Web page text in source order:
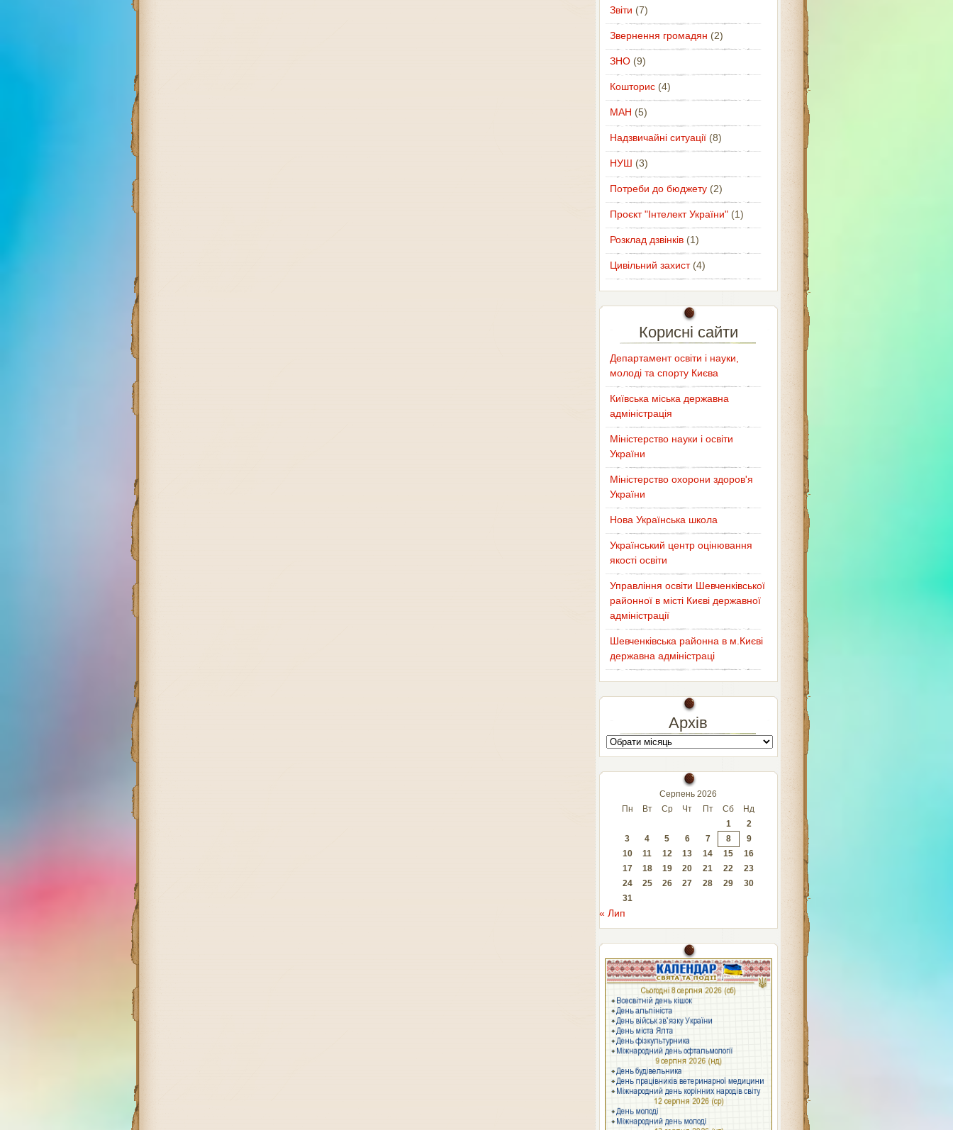
Звіти (7)
Звернення громадян (2)
ЗНО(9)
Кошторис(4)
МАН (5)
Надзвичайні ситуації(8)
НУШ (3)
Потреби до бюджету(2)
Проєкт "Інтелект України"(1)
Розклад дзвінків(1)
Цивільний захист(4)
Корисні сайти
Департамент освіти і науки,
молоді та спорту Києва
Київська міська державна
адміністрація
Міністерство науки і освіти
України
Міністерство охорони здоров'я
України
Нова Українська школа
Український центр оцінювання
якості освіти
Управління освіти Шевченківської
районної в місті Києві державної
адміністрації
Шевченківська районна в м.Києві
державна адміністраці
Архів
Серпень 2026
Пн
Вт Ср Чт Пт Сб
Нд
1
2
3
4 5 6 7 8
9
10
11 12 13 14 15
16
17
18 19 20 21 22
23
24
25 26 27 28 29
30
31
« Лип